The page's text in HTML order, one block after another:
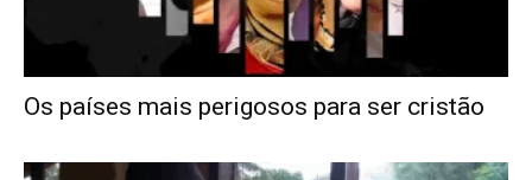
Os países mais perigosos para ser cristão